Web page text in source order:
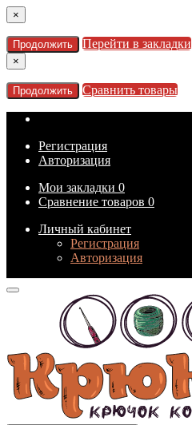
×
Продолжить Перейти в закладки
×
Продолжить Сравнить товары
Регистрация
Авторизация
Мои закладки 0
Сравнение товаров 0
Личный кабинет
Регистрация
Авторизация